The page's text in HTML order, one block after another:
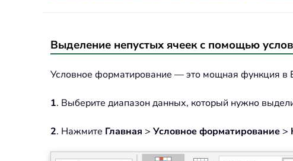
Выделение непустых ячеек с помощью
Условное форматирование — это мощная функция в
1. Выберите диапазон данных, который нужно
2. Нажмите Главная > Условное форматирование >